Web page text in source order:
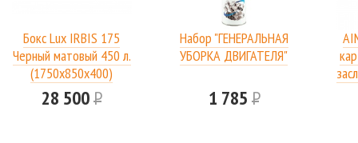
Бокс Lux IRBIS 175
Черный матовый 450 л.
(1750х850х400)
28 500Р
Набор "ГЕНЕРАЛЬНАЯ
УБОРКА ДВИГАТЕЛЯ"
1 785Р